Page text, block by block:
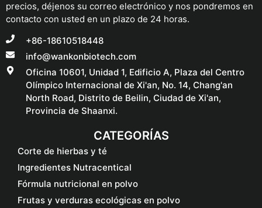
precios, déjenos su correo electrónico y nos pondremos en
contacto con usted en un plazo de 24 horas.
+86-18610518448
info@wankonbiotech.com
Oficina 10601, Unidad 1, Edificio A, Plaza del Centro
Olímpico Internacional de Xi'an, No. 14, Chang'an
North Road, Distrito de Beilin, Ciudad de Xi'an,
Provincia de Shaanxi.
CATEGORÍAS
Corte de hierbas y té
Ingredientes Nutracentical
Fórmula nutricional en polvo
Frutas y verduras ecológicas en polvo